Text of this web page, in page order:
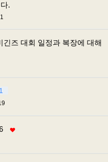
.
긴즈 대회 일정과 복장에 대해
1